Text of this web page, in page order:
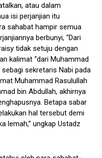
atau dalam
isi perjanjian itu
sahabat hampir semua
berbunyi, “Dari
tidak setuju dengan
kalimat “dari Muhammad
sebagi sekretaris Nabi pada
Muhammad Rasulullah
bin Abdullah, akhirnya
Betapa sabar
hal tersebut demi
lemah,” ungkap Ustadz